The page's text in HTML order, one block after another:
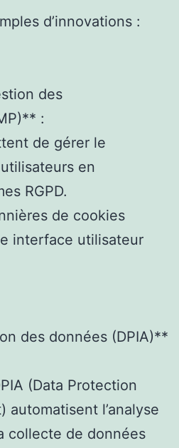
d’innovations :
des
:
de gérer le
en
RGPD.
de cookies
interface utilisateur
des données (DPIA)**
(Data Protection
automatisent l’analyse
collecte de données